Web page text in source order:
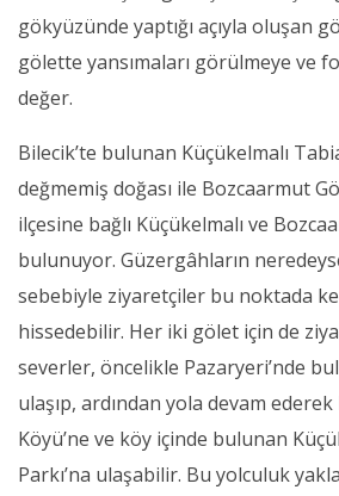
gökyüzünde yaptığı açıyla oluşan
gölette yansımaları görülmeye ve
değer.
Bilecik’te bulunan Küçükelmalı
değmemiş doğası ile Bozcaarmut
ilçesine bağlı Küçükelmalı ve
bulunuyor. Güzergâhların
sebebiyle ziyaretçiler bu noktada
hissedebilir. Her iki gölet için de
severler, öncelikle Pazaryeri’nde
ulaşıp, ardından yola devam ederek
Köyü’ne ve köy içinde bulunan
Parkı’na ulaşabilir. Bu yolculuk